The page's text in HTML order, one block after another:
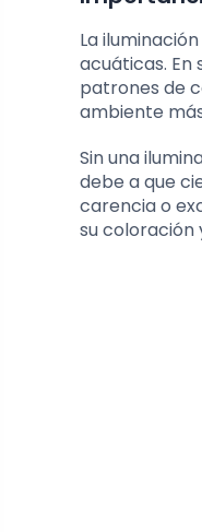
La
acuáticas. En
patrones de
ambiente
Sin una
debe a que
carencia o
su coloración